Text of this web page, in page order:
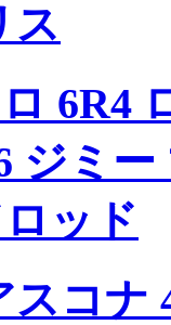
ス
6R4
ジミ
ッド
コナ